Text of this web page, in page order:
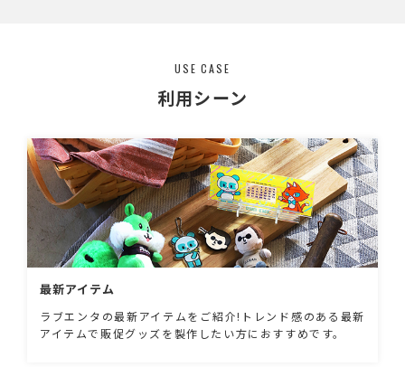
USE CASE
利用シーン
最新アイテム
ラブエンタの最新アイテムをご紹介!トレンド感のある最新
アイテムで販促グッズを製作したい方におすすめです。